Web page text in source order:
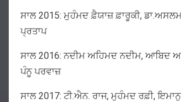
ਸਾਲ 2015: ਮੁਹੰਮਦ ਫ਼ੈਯਾਜ਼ ਫ਼ਾਰੂਕੀ,
ਪ੍ਰਤਾਪ
ਸਾਲ 2016: ਨਦੀਮ ਅਹਿਮਦ ਨਦੀਮ, ਆਬਿਦ
ਪੰਨੂ ਪਰਵਾਜ਼
ਸਾਲ 2017: ਟੀ.ਐਨ. ਰਾਜ, ਮੁਹੰਮਦ ਰਫ਼ੀ,